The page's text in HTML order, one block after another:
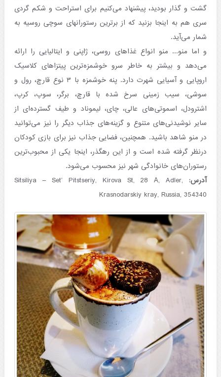
گشت و گذار بودید، پیشنهاد می‌کنیم برای استراحت و شکم گردی
سری هم به اینجا بزنید که از برترین رستورانهای سوچی روسیه به
شمار می‌آید.
و اما منو... منو انواع غذاهای روسی، ژاپنی و ایتالیایی را ارائه
می‌دهد و بیشتر به خاطر سرو خوشمزه‌ترین پیتزاهای کلاسیک
اروپایی و آسیایی شهرت دارد. پنه خوشمزه با ۳ نوع قارچ، رول و
سوشی، سیب زمینی سرخ شده با قارچ، برگر، سوپ، کرپ،
اشترودل، اسموتی‌های عالی، چای، لیموناد و طیف گسترده‌ای از
سایر نوشیدنی‌های متنوع و گزینه‌های جذاب دیگر را نیز می‌توانید
در منو شاهد باشید. همچنین، فضایی جذاب نیز برای بازی کودکان
درنظر گرفته شده است و از این رهگذر، اینجا یکی از محبوب‌ترین
رستوران‌های خانوادگی شهر نیز محسوب می‌شود.
آدرس:
Sitsiliya – Set’ Pitstseriy, Kirova St, 28 А, Adler,
Krasnodarskiy kray, Russia, 354340